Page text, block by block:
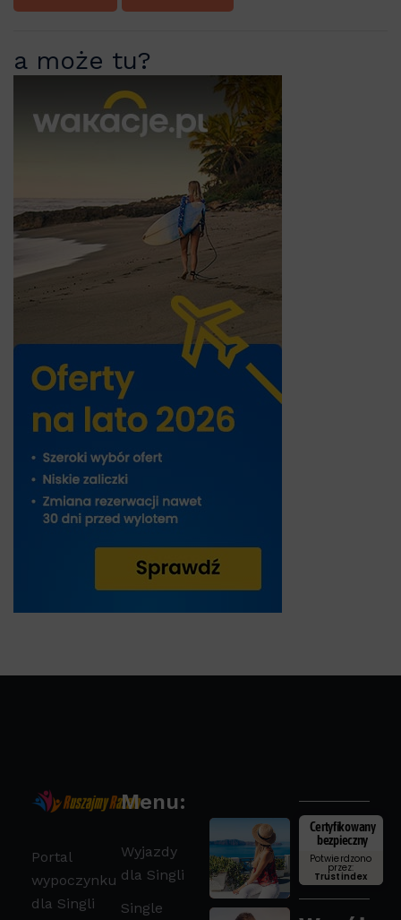
a może tu?
Portal
wypoczynku
dla Singli
Menu:
Wyjazdy
dla Singli
Single
Certyfikowany
bezpieczny
Potwierdzono
przez:
Trustindex